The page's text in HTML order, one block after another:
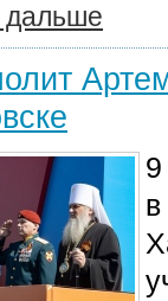
дальше